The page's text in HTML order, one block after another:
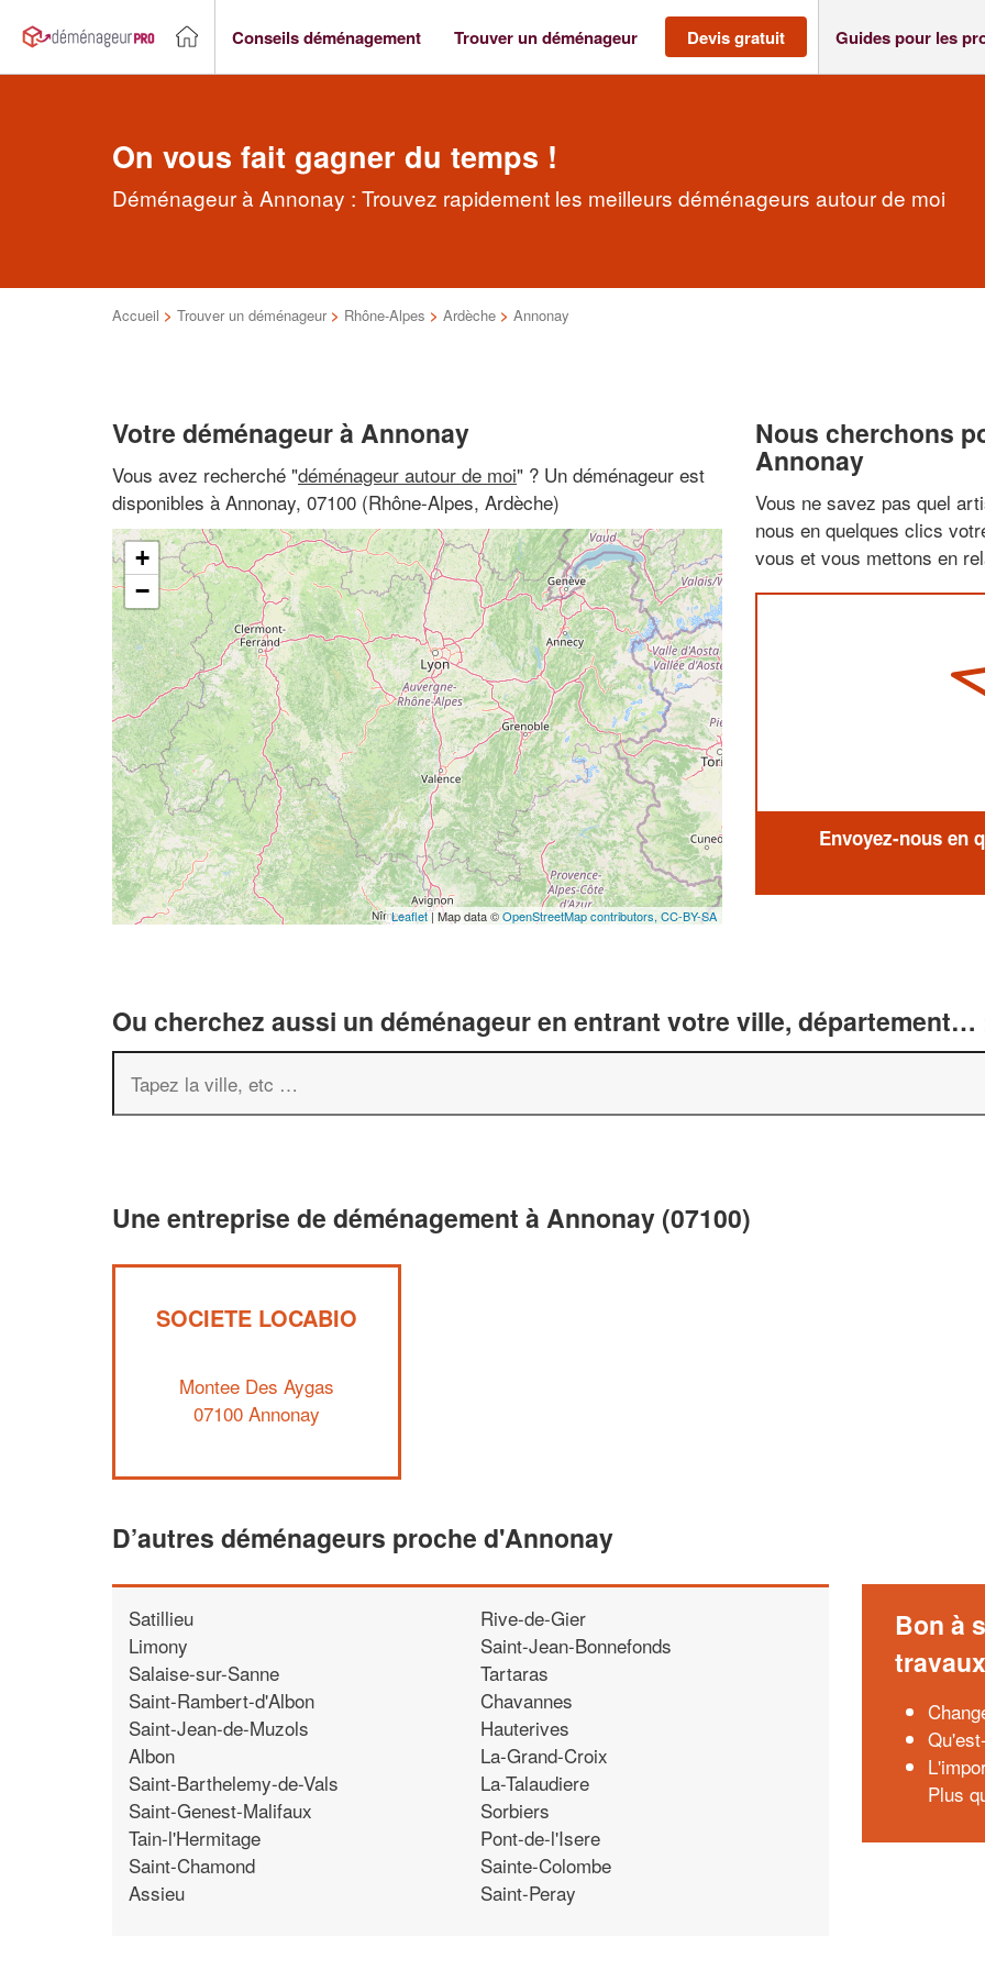
Conseils déménagement Trouver un déménageur Devis gratuit Guides pour les
On vous fait gagner du temps !
Déménageur à Annonay : Trouvez rapidement les meilleurs déménageurs autour de moi
Accueil > Trouver un déménageur > Rhône-Alpes > Ardèche > Annonay
Votre déménageur à Annonay
Vous avez recherché "déménageur autour de moi" ? Un déménageur est
disponibles à Annonay, 07100 (Rhône-Alpes, Ardèche)
+
−
Leaflet| Map data ©OpenStreetMap contributors, CC-BY-SA
Nous cherchons
Annonay
Vous ne savez pas quel
nous en quelques clics
vous et vous mettons en
Envoyez-nous en
Ou cherchez aussi un déménageur en entrant votre ville, département…
Une entreprise de déménagement à Annonay (07100)
SOCIETE LOCABIO
Montee Des Aygas
07100 Annonay
D’autres déménageurs proche d'Annonay
Satillieu
Limony
Salaise-sur-Sanne
Saint-Rambert-d'Albon
Saint-Jean-de-Muzols
Albon
Saint-Barthelemy-de-Vals
Saint-Genest-Malifaux
Tain-l'Hermitage
Saint-Chamond
Assieu
Rive-de-Gier
Saint-Jean-Bonnefonds
Tartaras
Chavannes
Hauterives
La-Grand-Croix
La-Talaudiere
Sorbiers
Pont-de-l'Isere
Sainte-Colombe
Saint-Peray
Bon à
travaux
Plus